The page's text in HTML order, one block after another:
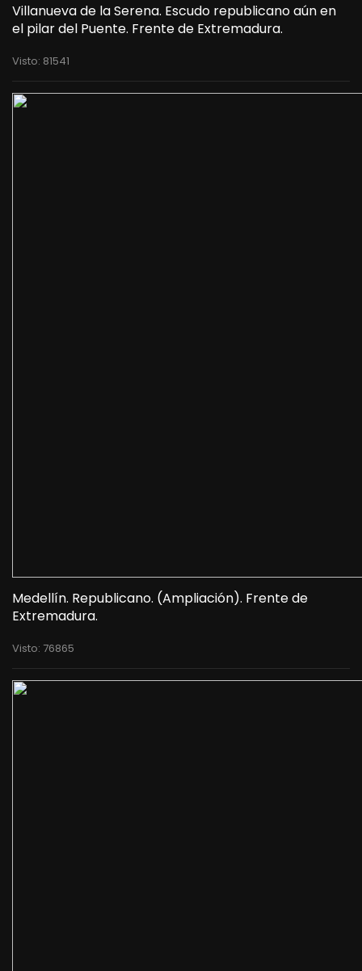
Villanueva de la Serena. Escudo republicano aún en
el pilar del Puente. Frente de Extremadura.
Visto: 81541
Medellín. Republicano. (Ampliación). Frente de
Extremadura.
Visto: 76865